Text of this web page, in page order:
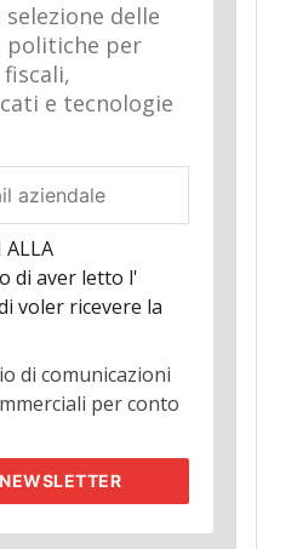
delle
politiche per
e tecnologie
ALLA
di aver letto l'
voler ricevere la
di comunicazioni
per conto